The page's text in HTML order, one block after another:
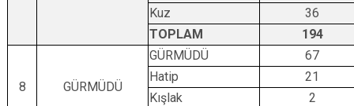
Kuz
36
TOPLAM
194
8 GÜRMÜDÜ
GÜRMÜDÜ
67
Hatip
21
Kışlak
2